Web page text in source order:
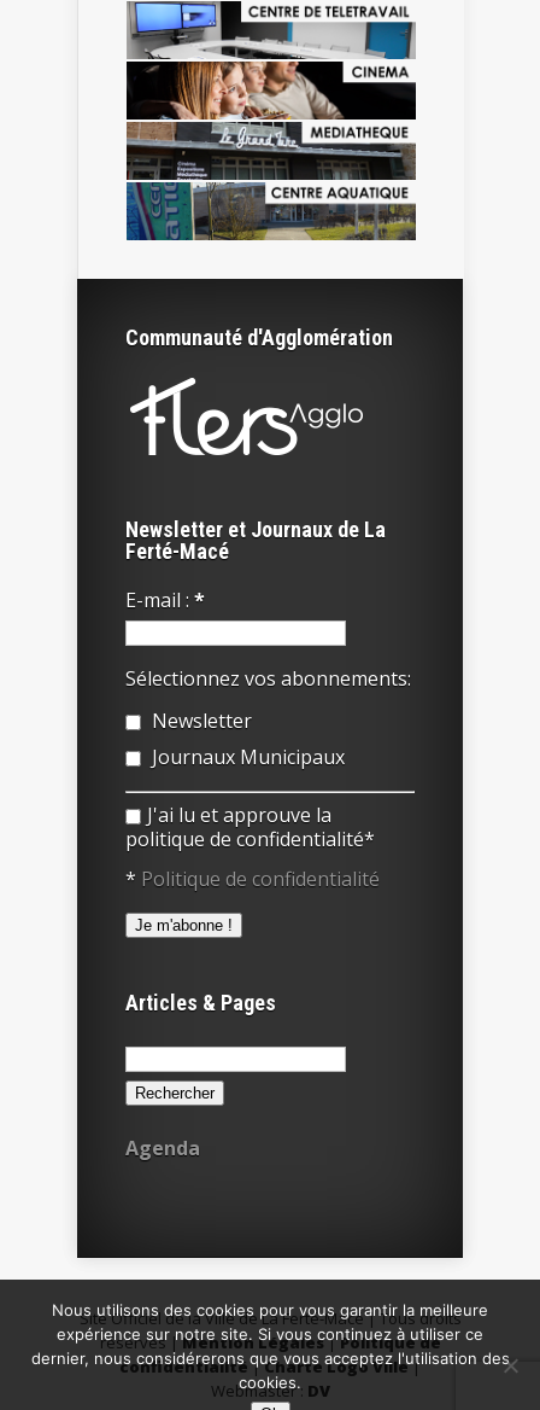
Communauté d'Agglomération
Newsletter et Journaux de La
Ferté-Macé
E-mail : *
Sélectionnez vos abonnements:
Newsletter
Journaux Municipaux
J'ai lu et approuve la
politique de confidentialité*
* Politique de confidentialité
Articles & Pages
Rechercher :
Agenda
Site Officiel de la Ville de La Ferté-Macé | Tous droits
réservés |Mention Légales|Politique de
confidentialité|Charte Logo Ville|
Webmaster : DV
Nous utilisons des cookies pour vous garantir la meilleure
expérience sur notre site. Si vous continuez à utiliser ce
dernier, nous considérerons que vous acceptez l'utilisation des
cookies.